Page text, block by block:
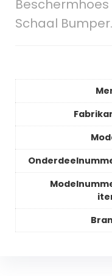
Beschermhoes
Schaal